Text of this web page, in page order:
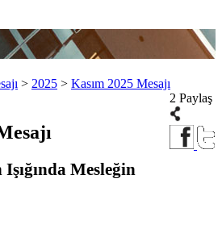
> 2025 > Kasım 2025 Mesajı
2 Paylaş
Mesleğin